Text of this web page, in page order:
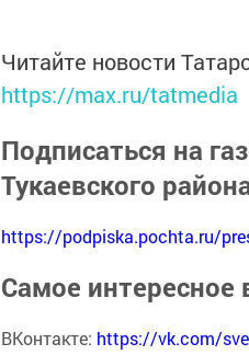
Читайте новости
https://max.ru/tatmedia
Подписаться на
Тукаевского
https://podpiska.pochta.ru/
Самое интересное
ВКонтакте: https://vk.com/